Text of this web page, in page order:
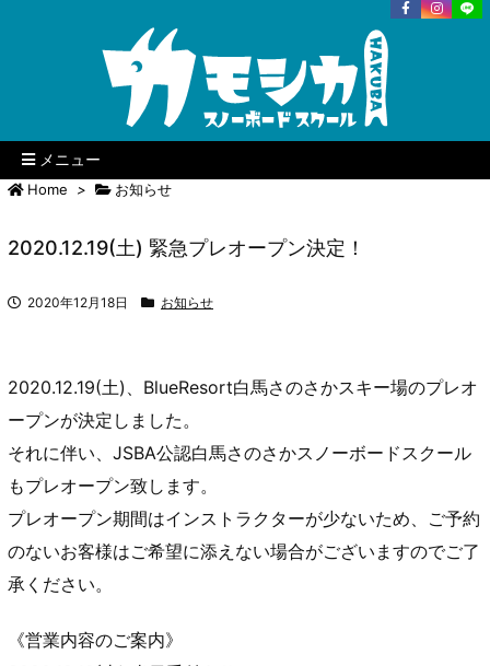
メニュー
Home > お知らせ
2020.12.19(土) 緊急プレオープン決定！
2020年12月18日 お知らせ
2020.12.19(土)、BlueResort白馬さのさかスキー場のプレオ
ープンが決定しました。
それに伴い、JSBA公認白馬さのさかスノーボードスクール
もプレオープン致します。
プレオープン期間はインストラクターが少ないため、ご予約
のないお客様はご希望に添えない場合がございますのでご了
承ください。
《営業内容のご案内》